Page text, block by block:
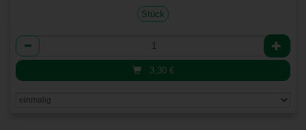
Stück
Anzahl
3,30 €